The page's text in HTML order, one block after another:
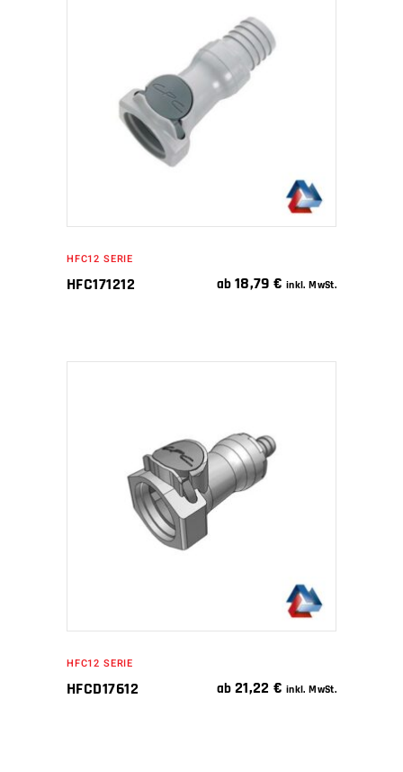
IN DEN WARENKORB
HFC12 SERIE
HFC171212 ab 18,79€ inkl. MwSt.
IN DEN WARENKORB
HFC12 SERIE
HFCD17612 ab 21,22€ inkl. MwSt.